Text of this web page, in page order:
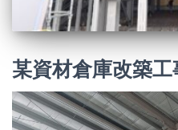
某資材倉庫改築工